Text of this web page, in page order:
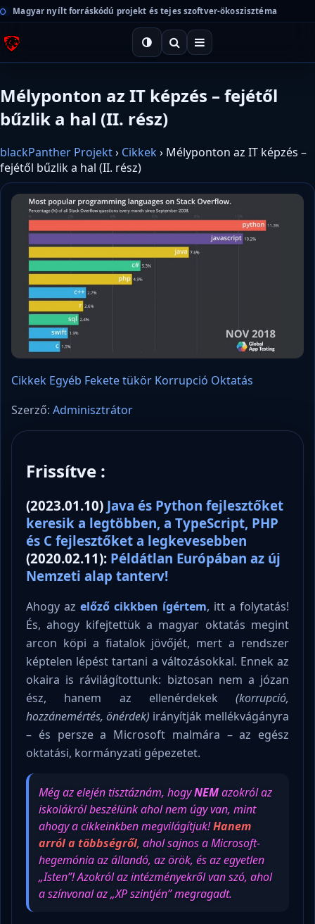
Magyar nyílt forráskódú projekt és tejes szoftver-ökoszisztéma
Mélyponton az IT képzés – fejétől
bűzlik a hal (II. rész)
blackPanther Projekt› Cikkek› Mélyponton az IT képzés –
fejétől bűzlik a hal (II. rész)
Cikkek Egyéb Fekete tükör Korrupció Oktatás
Szerző: Adminisztrátor
Frissítve :
(2023.01.10) Java és Python fejlesztőket
keresik a legtöbben, a TypeScript, PHP
és C fejlesztőket a legkevesebben
(2020.02.11): Példátlan Európában az új
Nemzeti alap tanterv!
Ahogy az előző cikkben ígértem, itt a folytatás!
És, ahogy kifejtettük a magyar oktatás megint
arcon köpi a fiatalok jövőjét, mert a rendszer
képtelen lépést tartani a változásokkal. Ennek az
okaira is rávilágítottunk: biztosan nem a józan
ész, hanem az ellenérdekek (korrupció,
hozzánemértés, önérdek) irányítják mellékvágányra
– és persze a Microsoft malmára – az egész
oktatási, kormányzati gépezetet.
Még az elején tisztáznám, hogyNEMazokról az
iskolákról beszélünk ahol nem úgy van, mint
ahogy a cikkeinkben megvilágítjuk!Hanem
arról a többségről, ahol sajnos a Microsoft-
hegemónia az állandó, az örök, és az egyetlen
„Isten”! Azokról az intézményekről van szó, ahol
a színvonal az „XP szintjén” megragadt.